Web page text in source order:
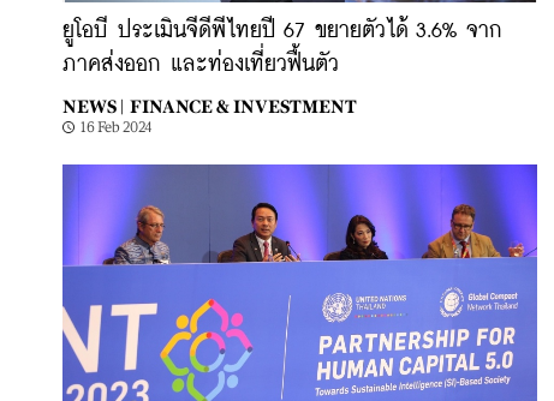
ยูโอบี ประเมินจีดีพีไทยปี 67 ขยายตัวได้ 3.6% จาก
ภาคส่งออก และท่องเที่ยวฟื้นตัว
NEWS | FINANCE & INVESTMENT
16 Feb 2024